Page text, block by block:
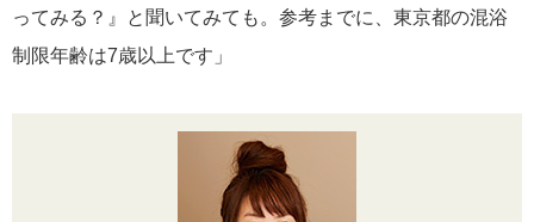
ってみる？』と聞いてみても。参考までに、東京都の混浴
制限年齢は7歳以上です」